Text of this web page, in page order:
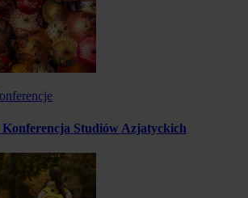
Studiów Azjatyckich